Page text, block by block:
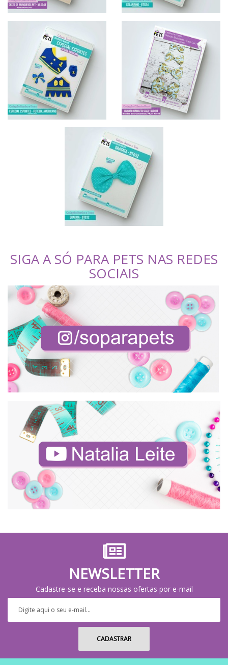
SIGA A SÓ PARA PETS NAS REDES
SOCIAIS
NEWSLETTER
Cadastre-se e receba nossas ofertas por e-mail